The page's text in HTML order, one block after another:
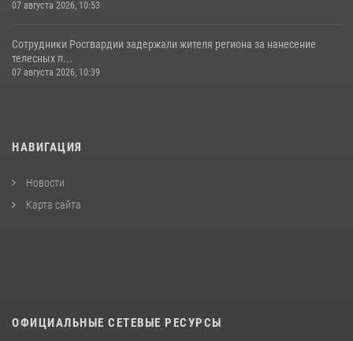
07 августа 2026, 10:53
Сотрудники Росгвардии задержали жителя региона за нанесение
телесных п...
07 августа 2026, 10:39
НАВИГАЦИЯ
Новости
Карта сайта
ОФИЦИАЛЬНЫЕ СЕТЕВЫЕ РЕСУРСЫ